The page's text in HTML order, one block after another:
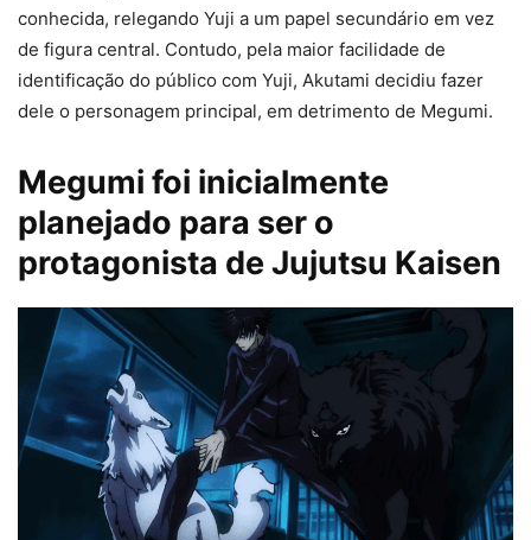
conhecida, relegando Yuji a um papel secundário em vez
de figura central. Contudo, pela maior facilidade de
identificação do público com Yuji, Akutami decidiu fazer
dele o personagem principal, em detrimento de Megumi.
Megumi foi inicialmente
planejado para ser o
protagonista de Jujutsu Kaisen